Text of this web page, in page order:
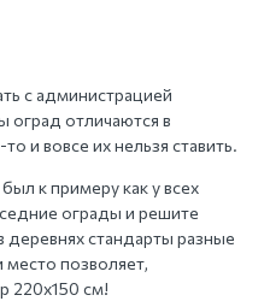
с администрацией
оград отличаются в
и вовсе их нельзя ставить.
к примеру как у всех
ограды и решите
деревнях стандарты разные
место позволяет,
220х150 см!